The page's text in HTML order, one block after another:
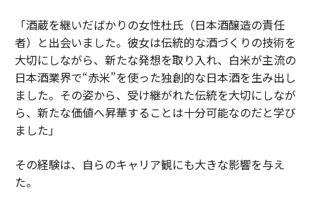
「酒蔵を継いだばかりの女性杜氏（日本酒醸造の責任
者）と出会いました。彼女は伝統的な酒づくりの技術を
大切にしながら、新たな発想を取り入れ、白米が主流の
日本酒業界で“赤米”を使った独創的な日本酒を生み出し
ました。その姿から、受け継がれた伝統を大切にしなが
ら、新たな価値へ昇華することは十分可能なのだと学び
ました」
その経験は、自らのキャリア観にも大きな影響を与え
た。